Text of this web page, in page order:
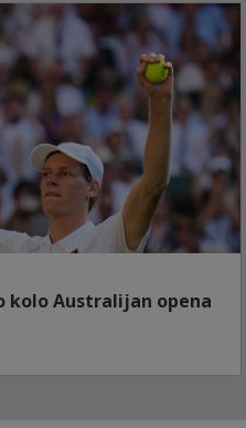
kolo Australijan opena